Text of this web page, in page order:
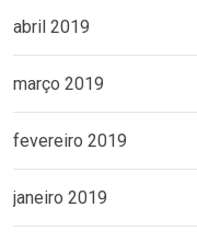
abril 2019
março 2019
fevereiro 2019
janeiro 2019